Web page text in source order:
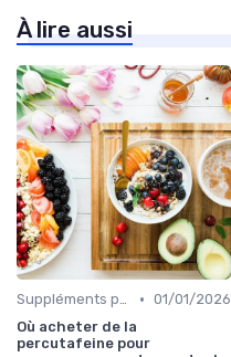
À lire aussi
Suppléments pour la perte de poids • 01/01/2026
Où acheter de la
percutafeine pour